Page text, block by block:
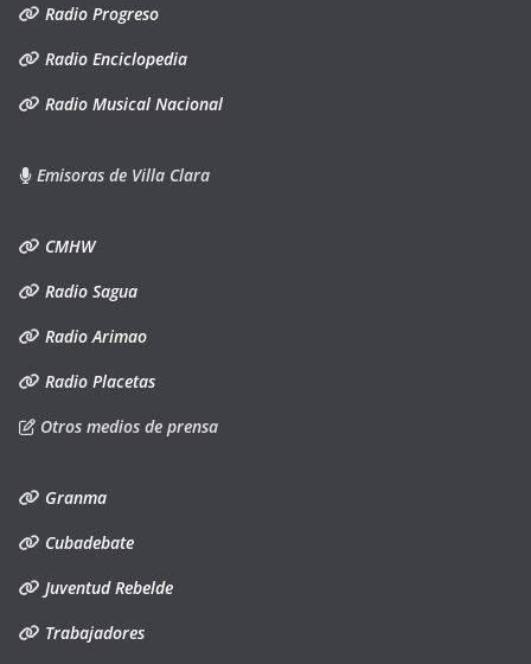
Radio Progreso
Radio Enciclopedia
Radio Musical Nacional
Emisoras de Villa Clara
CMHW
Radio Sagua
Radio Arimao
Radio Placetas
Otros medios de prensa
Granma
Cubadebate
Juventud Rebelde
Trabajadores